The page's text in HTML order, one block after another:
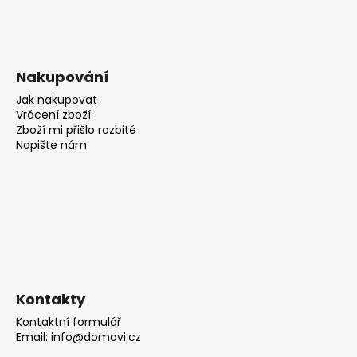
Nakupování
Jak nakupovat
Vrácení zboží
Zboží mi přišlo rozbité
Napište nám
Kontakty
Kontaktní formulář
Email: info@domovi.cz